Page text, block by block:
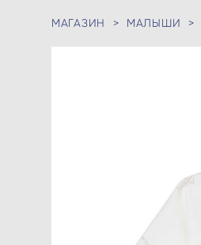
МАГАЗИН > МАЛЫШИ >